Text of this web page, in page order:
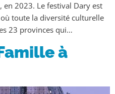
en 2023. Le festival Dary est
toute la diversité culturelle
23 provinces qui…
à